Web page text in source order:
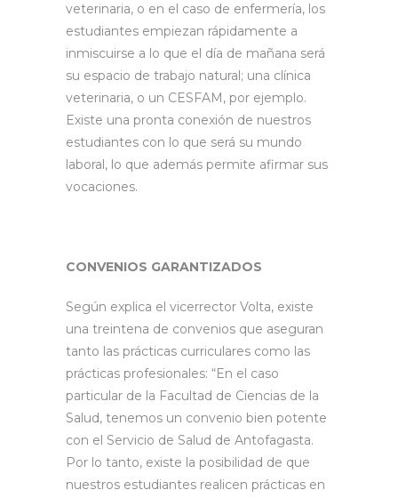
veterinaria, o en el caso de enfermería, los
estudiantes empiezan rápidamente a
inmiscuirse a lo que el día de mañana será
su espacio de trabajo natural; una clínica
veterinaria, o un CESFAM, por ejemplo.
Existe una pronta conexión de nuestros
estudiantes con lo que será su mundo
laboral, lo que además permite afirmar sus
vocaciones.
CONVENIOS GARANTIZADOS
Según explica el vicerrector Volta, existe
una treintena de convenios que aseguran
tanto las prácticas curriculares como las
prácticas profesionales: “En el caso
particular de la Facultad de Ciencias de la
Salud, tenemos un convenio bien potente
con el Servicio de Salud de Antofagasta.
Por lo tanto, existe la posibilidad de que
nuestros estudiantes realicen prácticas en